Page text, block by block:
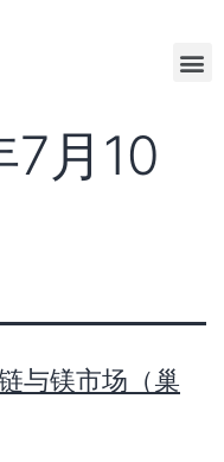
7月10
与镁市场（巢